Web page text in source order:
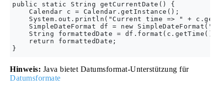
public static String getCurrentDate() {
    Calendar c = Calendar.getInstance();
System.out.println("Current time => " +
SimpleDateFormat df = new
String formattedDate =
    return formattedDate;
Hinweis: Java bietet Datumsformat-Unterstützung für
Datumsformate